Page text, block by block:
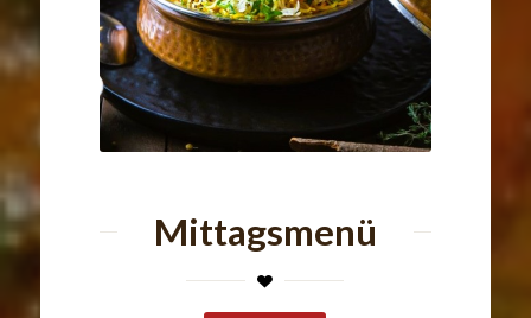
Mittagsmenü